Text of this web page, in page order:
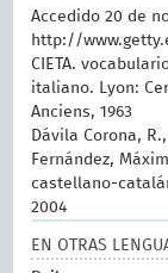
Accedido 20 de
http://
CIETA.
italiano. Lyon:
Anciens, 1963
Dávila Corona,
Fernández,
castellano-
2004
EN OTRAS